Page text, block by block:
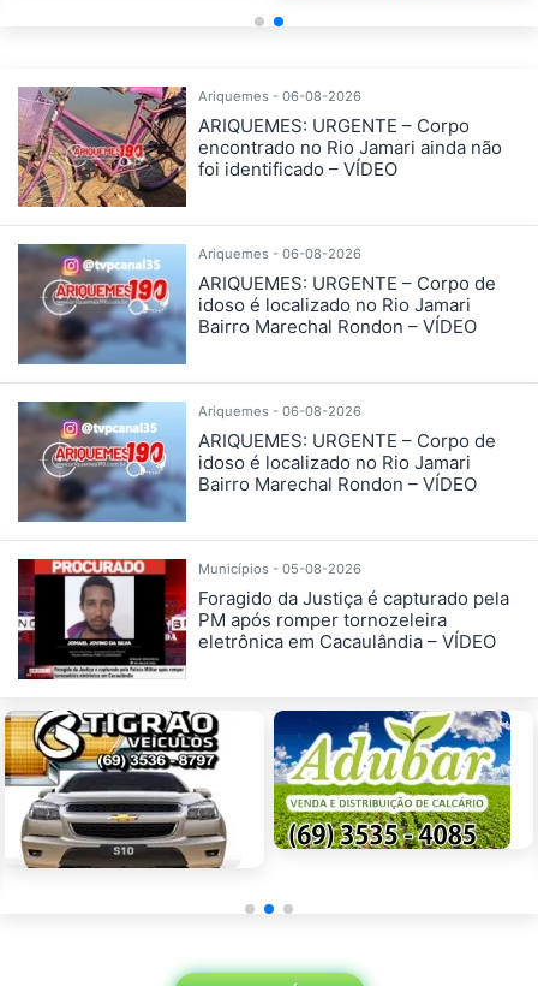
Ariquemes - 06-08-2026
ARIQUEMES: URGENTE – Corpo
encontrado no Rio Jamari ainda não
foi identificado – VÍDEO
Ariquemes - 06-08-2026
ARIQUEMES: URGENTE – Corpo de
idoso é localizado no Rio Jamari
Bairro Marechal Rondon – VÍDEO
Ariquemes - 06-08-2026
ARIQUEMES: URGENTE – Corpo de
idoso é localizado no Rio Jamari
Bairro Marechal Rondon – VÍDEO
Municípios - 05-08-2026
Foragido da Justiça é capturado pela
PM após romper tornozeleira
eletrônica em Cacaulândia – VÍDEO